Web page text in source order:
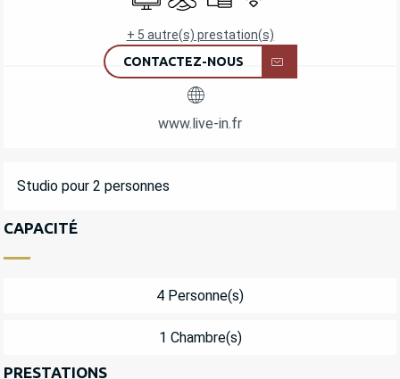
+ 5 autre(s) prestation(s)
CONTACTEZ-NOUS
www.live-in.fr
DESCRIPTION
Studio pour 2 personnes
CAPACITÉ
4 Personne(s)
1 Chambre(s)
PRESTATIONS